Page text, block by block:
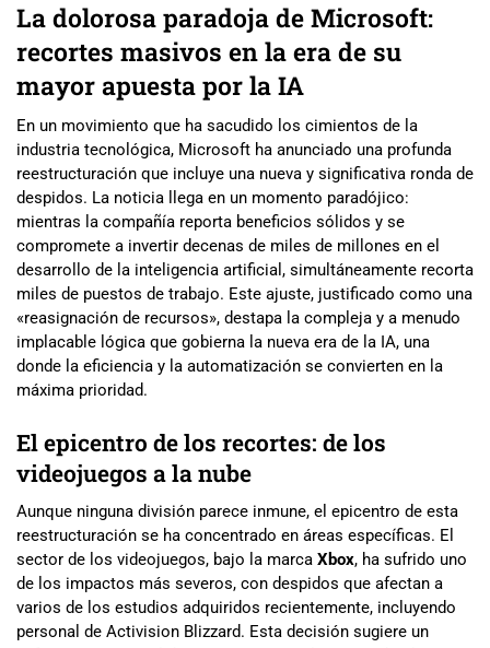
La dolorosa paradoja de Microsoft:
recortes masivos en la era de su
mayor apuesta por la IA
En un movimiento que ha sacudido los cimientos de la
industria tecnológica, Microsoft ha anunciado una profunda
reestructuración que incluye una nueva y significativa ronda de
despidos. La noticia llega en un momento paradójico:
mientras la compañía reporta beneficios sólidos y se
compromete a invertir decenas de miles de millones en el
desarrollo de la inteligencia artificial, simultáneamente recorta
miles de puestos de trabajo. Este ajuste, justificado como una
«reasignación de recursos», destapa la compleja y a menudo
implacable lógica que gobierna la nueva era de la IA, una
donde la eficiencia y la automatización se convierten en la
máxima prioridad.
El epicentro de los recortes: de los
videojuegos a la nube
Aunque ninguna división parece inmune, el epicentro de esta
reestructuración se ha concentrado en áreas específicas. El
sector de los videojuegos, bajo la marca Xbox, ha sufrido uno
de los impactos más severos, con despidos que afectan a
varios de los estudios adquiridos recientemente, incluyendo
personal de Activision Blizzard. Esta decisión sugiere un